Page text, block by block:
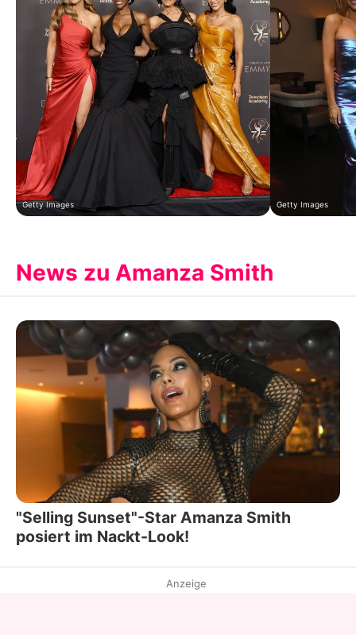
Getty Images Getty Images
News zu Amanza Smith
"Selling Sunset"-Star Amanza Smith
posiert im Nackt-Look!
Anzeige